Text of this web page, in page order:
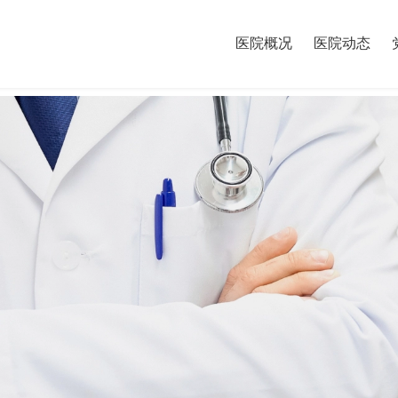
医院概况 医院动态